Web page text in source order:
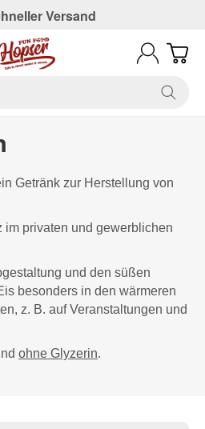
Versand
Getränk zur Herstellung von
im privaten und gewerblichen
und den süßen
besonders in den wärmeren
z. B. auf Veranstaltungen und
ohne Glyzerin.